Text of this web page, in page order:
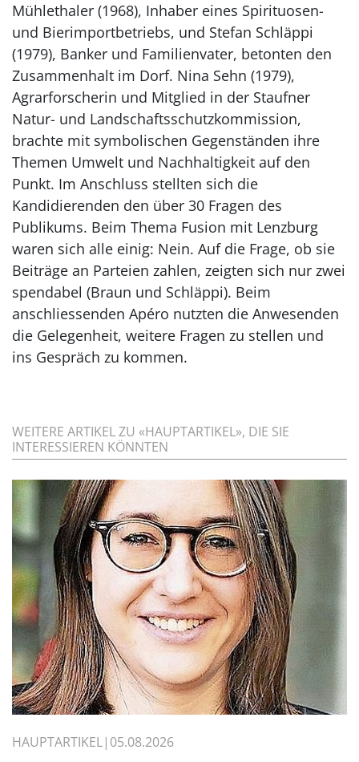
Mühlethaler (1968), Inhaber eines Spirituosen-
und Bierimportbetriebs, und Stefan Schläppi
(1979), Banker und Familienvater, betonten den
Zusammenhalt im Dorf. Nina Sehn (1979),
Agrarforscherin und Mitglied in der Staufner
Natur- und Landschaftsschutzkommission,
brachte mit symbolischen Gegenständen ihre
Themen Umwelt und Nachhaltigkeit auf den
Punkt. Im Anschluss stellten sich die
Kandidierenden den über 30 Fragen des
Publikums. Beim Thema Fusion mit Lenzburg
waren sich alle einig: Nein. Auf die Frage, ob sie
Beiträge an Parteien zahlen, zeigten sich nur zwei
spendabel (Braun und Schläppi). Beim
anschliessenden Apéro nutzten die Anwesenden
die Gelegenheit, weitere Fragen zu stellen und
ins Gespräch zu kommen.
WEITERE ARTIKEL ZU «HAUPTARTIKEL», DIE SIE
INTERESSIEREN KÖNNTEN
HAUPTARTIKEL 05.08.2026